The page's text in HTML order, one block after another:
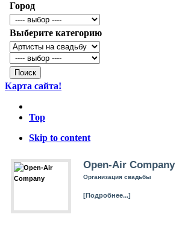
Город
Выберите категорию
Карта сайта!
Top
Skip to content
Open-Air Company
Организация свадьбы
[Подробнее...]